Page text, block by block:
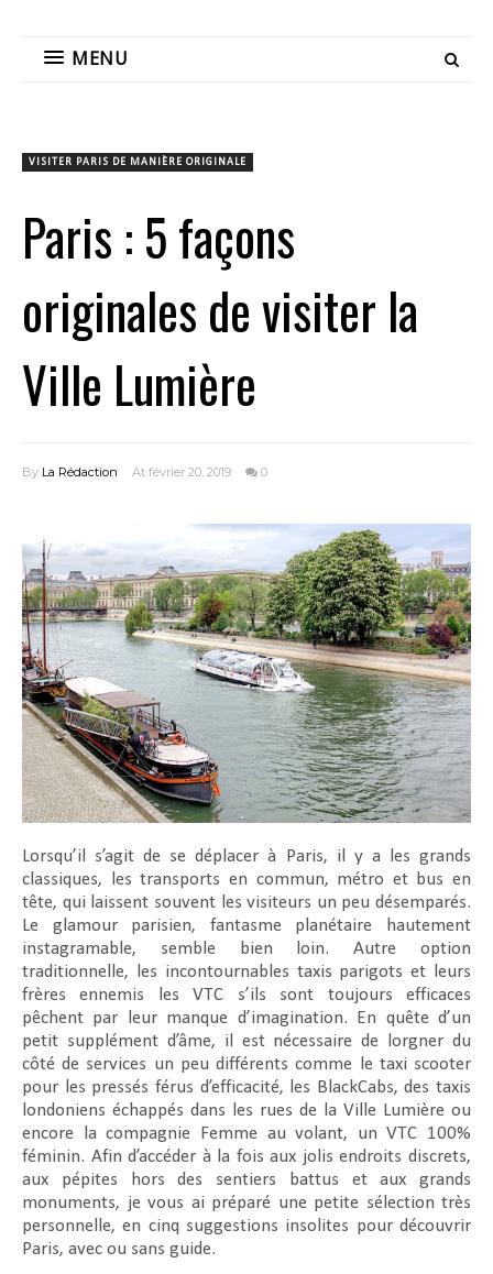
MENU
VISITER PARIS DE MANIÈRE ORIGINALE
Paris : 5 façons
originales de visiter la
Ville Lumière
By La Rédaction At février 20, 2019 0
Lorsqu’il s’agit de se déplacer à Paris, il y a les grands
classiques, les transports en commun, métro et bus en
tête, qui laissent souvent les visiteurs un peu désemparés.
Le glamour parisien, fantasme planétaire hautement
instagramable, semble bien loin. Autre option
traditionnelle, les incontournables taxis parigots et leurs
frères ennemis les VTC s’ils sont toujours efficaces
pêchent par leur manque d’imagination. En quête d’un
petit supplément d’âme, il est nécessaire de lorgner du
côté de services un peu différents comme le taxi scooter
pour les pressés férus d’efficacité, les BlackCabs, des taxis
londoniens échappés dans les rues de la Ville Lumière ou
encore la compagnie Femme au volant, un VTC 100%
féminin. Afin d’accéder à la fois aux jolis endroits discrets,
aux pépites hors des sentiers battus et aux grands
monuments, je vous ai préparé une petite sélection très
personnelle, en cinq suggestions insolites pour découvrir
Paris, avec ou sans guide.